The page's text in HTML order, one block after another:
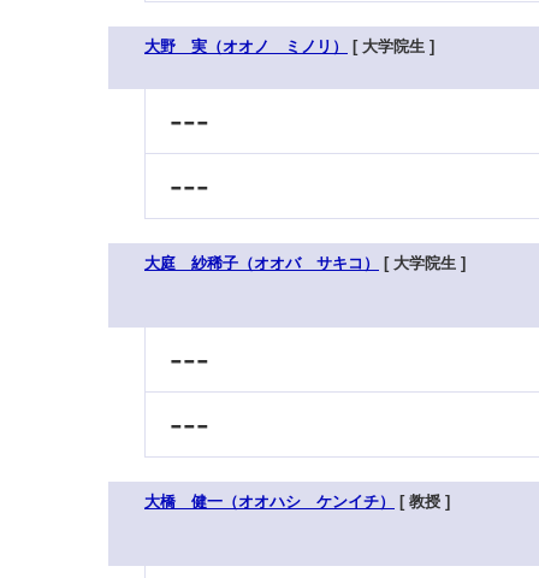
大野 実（オオノ ミノリ） [ 大学院生 ]
---
---
大庭 紗稀子（オオバ サキコ） [ 大学院生 ]
---
---
大橋 健一（オオハシ ケンイチ） [ 教授 ]